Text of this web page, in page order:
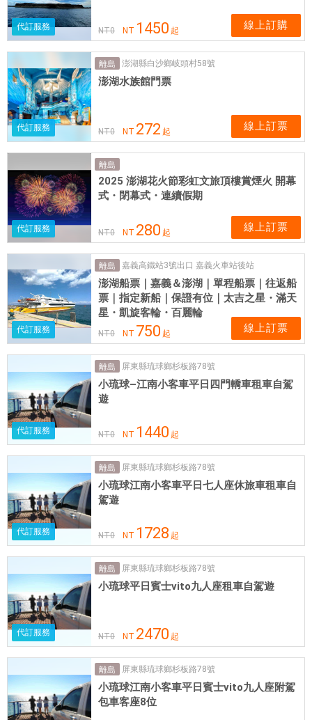
代訂服務 NT0 NT 1450 起 線上訂購
代訂服務
離島 澎湖縣白沙鄉岐頭村58號
澎湖水族館門票
NT0 NT 272 起 線上訂票
代訂服務
離島
2025 澎湖花火節彩虹文旅頂樓賞煙火 開幕
式・閉幕式・連續假期
NT0 NT 280 起 線上訂票
代訂服務
離島 嘉義高鐵站3號出口 嘉義火車站後站
澎湖船票｜嘉義＆澎湖｜單程船票｜往返船
票｜指定新船｜保證有位｜太吉之星・滿天
星・凱旋客輪・百麗輪
NT0 NT 750 起 線上訂票
代訂服務
離島 屏東縣琉球鄉杉板路78號
小琉球–江南小客車平日四門轎車租車自駕
遊
NT0 NT 1440 起
代訂服務
離島 屏東縣琉球鄉杉板路78號
小琉球江南小客車平日七人座休旅車租車自
駕遊
NT0 NT 1728 起
代訂服務
離島 屏東縣琉球鄉杉板路78號
小琉球平日賓士vito九人座租車自駕遊
NT0 NT 2470 起
離島 屏東縣琉球鄉杉板路78號
小琉球江南小客車平日賓士vito九人座附駕
包車客座8位